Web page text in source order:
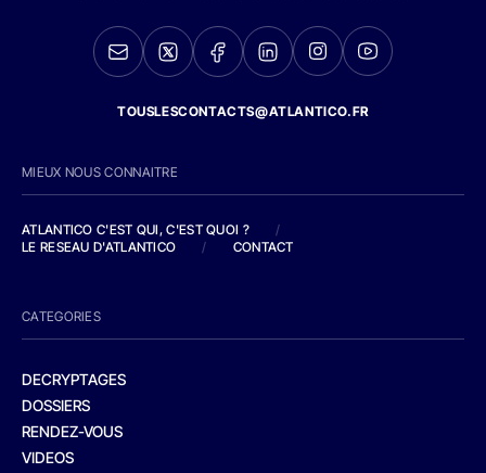
TOUSLESCONTACTS@ATLANTICO.FR
MIEUX NOUS CONNAITRE
ATLANTICO C'EST QUI, C'EST QUOI ?
/
LE RESEAU D'ATLANTICO
/ CONTACT
CATEGORIES
DECRYPTAGES
DOSSIERS
RENDEZ-VOUS
VIDEOS